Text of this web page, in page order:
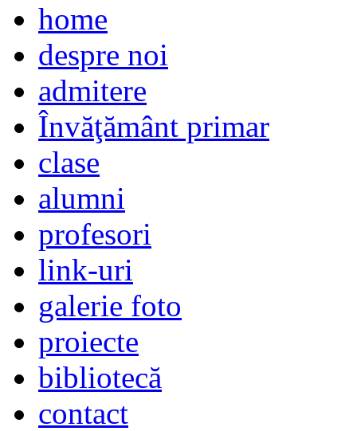
home
despre noi
admitere
Învăţământ primar
clase
alumni
profesori
link-uri
galerie foto
proiecte
bibliotecă
contact